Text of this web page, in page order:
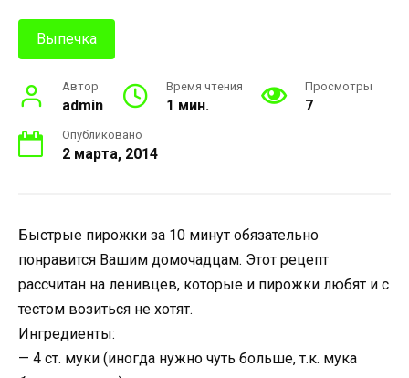
Выпечка
Автор
admin
Время чтения
1 мин.
Просмотры
7
Опубликовано
2 марта, 2014
Быстрые пирожки за 10 минут обязательно
понравится Вашим домочадцам. Этот рецепт
рассчитан на ленивцев, которые и пирожки любят и с
тестом возиться не хотят.
Ингредиенты:
— 4 ст. муки (иногда нужно чуть больше, т.к. мука